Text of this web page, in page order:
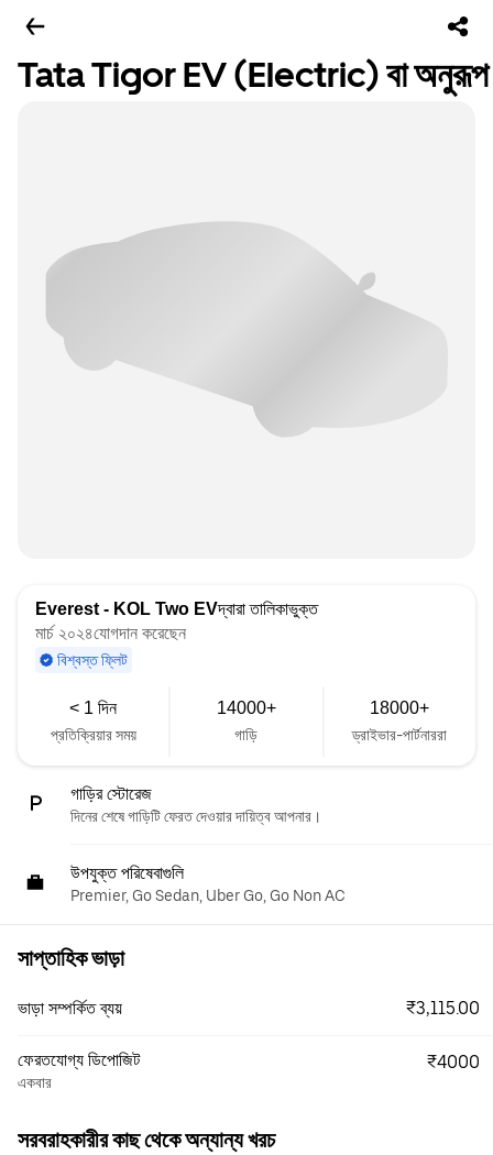
Tata Tigor EV (Electric) বা অনুরূপ
Everest - KOL Two EVদ্বারা তালিকাভুক্ত
মার্চ ২০২৪যোগদান করেছেন
বিশ্বস্ত ফ্লিট
< 1 দিন
প্রতিক্রিয়ার সময়
14000+
গাড়ি
18000+
ড্রাইভার-পার্টনাররা
গাড়ির স্টোরেজ
দিনের শেষে গাড়িটি ফেরত দেওয়ার দায়িত্ব আপনার।
উপযুক্ত পরিষেবাগুলি
Premier, Go Sedan, Uber Go, Go Non AC
সাপ্তাহিক ভাড়া
ভাড়া সম্পর্কিত ব্যয় ₹3,115.00
ফেরতযোগ্য ডিপোজিট
একবার
₹4000
সরবরাহকারীর কাছ থেকে অন্যান্য খরচ